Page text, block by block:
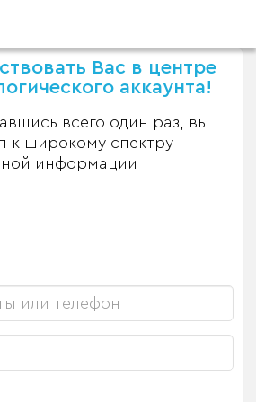
Вас в центре
аккаунта!
всего один раз, вы
к широкому спектру
информации